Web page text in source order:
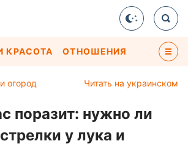
КРАСОТА ОТНОШЕНИЯ
Читать на украинском
огород
поразит: нужно ли
у лука и